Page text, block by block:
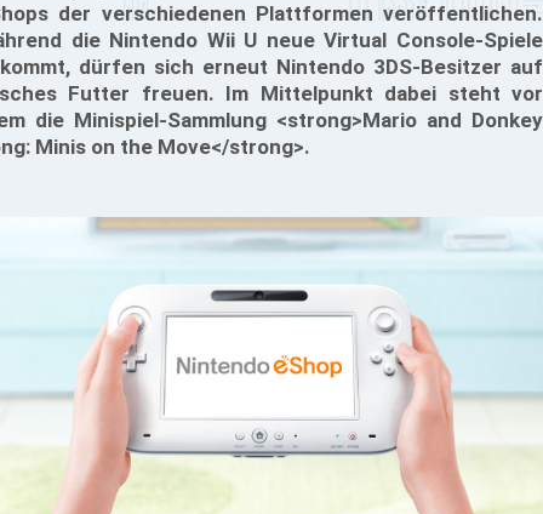
der verschiedenen Plattformen veröffentlichen.
die Nintendo Wii U neue Virtual Console-Spiele
dürfen sich erneut Nintendo 3DS-Besitzer auf
Futter freuen. Im Mittelpunkt dabei steht vor
die Minispiel-Sammlung <strong>Mario and Donkey
Minis on the Move</strong>.